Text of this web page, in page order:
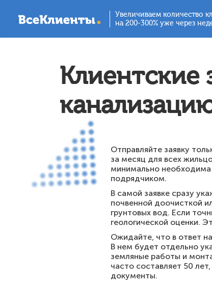
Увеличиваем количество
на 200-300% уже через
Клиентские
Отправляйте заявку
за месяц для всех
минимально необходима
подрядчиком.
В самой заявке сразу
почвенной доочисткой
грунтовых вод. Если
геологической оценки.
Ожидайте, что в ответ
В нем будет отдельно
земляные работы и
часто составляет 50
документы.